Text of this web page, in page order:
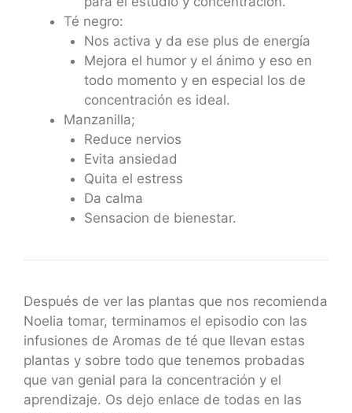
Té negro:
Nos activa y da ese plus de energía
Mejora el humor y el ánimo y eso en
todo momento y en especial los de
concentración es ideal.
Manzanilla;
Reduce nervios
Evita ansiedad
Quita el estress
Da calma
Sensacion de bienestar.
Después de ver las plantas que nos recomienda
Noelia tomar, terminamos el episodio con las
infusiones de Aromas de té que llevan estas
plantas y sobre todo que tenemos probadas
que van genial para la concentración y el
aprendizaje. Os dejo enlace de todas en las